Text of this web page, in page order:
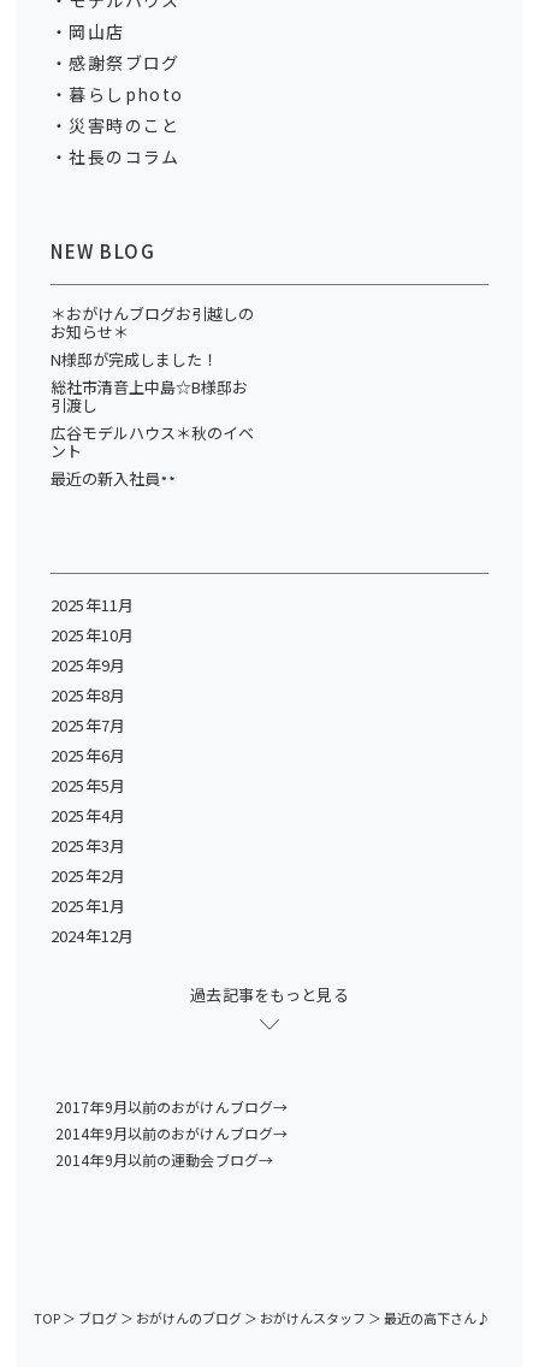
岡山店
感謝祭ブログ
暮らしphoto
災害時のこと
社長のコラム
NEW BLOG
＊おがけんブログお引越しの
お知らせ＊
N様邸が完成しました！
総社市清音上中島☆B様邸お
引渡し
広谷モデルハウス＊秋のイベ
ント
最近の新入社員
2025年11月
2025年10月
2025年9月
2025年8月
2025年7月
2025年6月
2025年5月
2025年4月
2025年3月
2025年2月
2025年1月
2024年12月
過去記事をもっと見る
2017年9月以前のおがけんブログ→
2014年9月以前のおがけんブログ→
2014年9月以前の運動会ブログ→
TOP＞ ブログ＞ おがけんのブログ＞ おがけんスタッフ ＞最近の高下さん♪